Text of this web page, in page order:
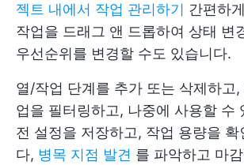
젝트 내에서 작업 관리하기 간편하
작업을 드래그 앤 드롭하여 상태 변
우선순위를 변경할 수도 있습니다.
열/작업 단계를 추가 또는 삭제하고
업을 필터링하고, 나중에 사용할 수
전 설정을 저장하고, 작업 용량을 확
다, 병목 지점 발견 를 파악하고 마